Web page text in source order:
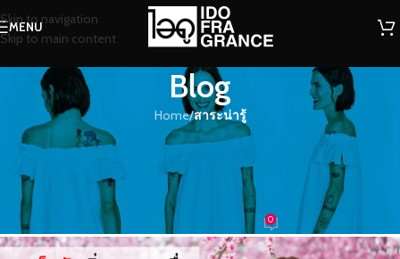
Skip to navigation
Skip to main content
MENU
Blog
Home/สาระน่ารู้
สาระน่ารู้
4 เคล็ดลับการเพิ่มความสดชื่นด้วย
น้ำหอมโดยไม่ให้ทับกลิ่นเหงื่อ
น้ำหอม On 28/10/2022 0